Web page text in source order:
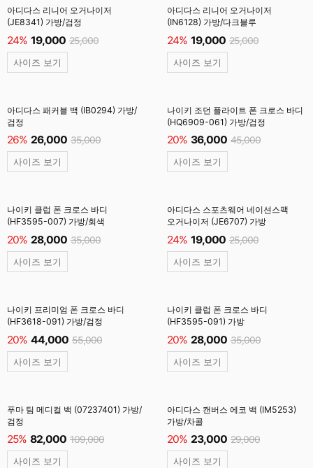
아디다스 리니어 오거나이저
(JE8341) 가방/검정
24% 19,000 25,000
사이즈 보기
아디다스 리니어 오거나이저
(IN6128) 가방/다크블루
24% 19,000 25,000
사이즈 보기
아디다스 패커블 백 (IB0294) 가방/
검정
26% 26,000 35,000
사이즈 보기
나이키 조던 플라이트 폰 크로스 바디
(HQ6909-061) 가방/검정
20% 36,000 45,000
사이즈 보기
나이키 클럽 폰 크로스 바디
(HF3595-007) 가방/회색
20% 28,000 35,000
사이즈 보기
아디다스 스포츠웨어 네이션스팩
오거나이저 (JE6707) 가방
24% 19,000 25,000
사이즈 보기
나이키 프리미엄 폰 크로스 바디
(HF3618-091) 가방/검정
20% 44,000 55,000
사이즈 보기
나이키 클럽 폰 크로스 바디
(HF3595-091) 가방
20% 28,000 35,000
사이즈 보기
푸마 팀 메디컬 백 (07237401) 가방/
검정
25% 82,000 109,000
사이즈 보기
아디다스 캔버스 에코 백 (IM5253)
가방/차콜
20% 23,000 29,000
사이즈 보기